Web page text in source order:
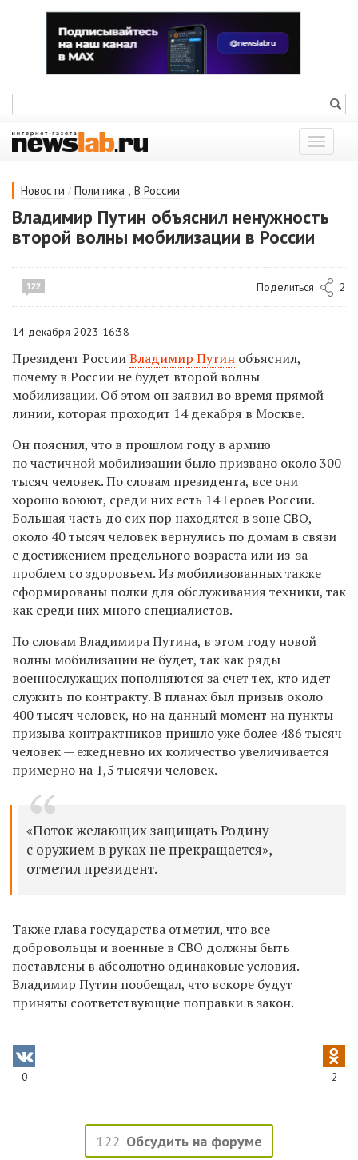
Показать
меню
Новости / Политика , В России
Владимир Путин объяснил ненужность
второй волны мобилизации в России
122 Поделиться 2
14 декабря 2023 16:38
Президент РоссииВладимир Путин объяснил,
почему в России не будет второй волны
мобилизации. Об этом он заявил во время прямой
линии, которая проходит 14 декабря в Москве.
Он пояснил, что в прошлом году в армию
по частичной мобилизации было призвано около 300
тысяч человек. По словам президента, все они
хорошо воюют, среди них есть 14 Героев России.
Большая часть до сих пор находятся в зоне СВО,
около 40 тысяч человек вернулись по домам в связи
с достижением предельного возраста или из-за
проблем со здоровьем. Из мобилизованных также
сформированы полки для обслуживания техники, так
как среди них много специалистов.
По словам Владимира Путина, в этом году новой
волны мобилизации не будет, так как ряды
военнослужащих пополняются за счет тех, кто идет
служить по контракту. В планах был призыв около
400 тысяч человек, но на данный момент на пункты
призыва контрактников пришло уже более 486 тысяч
человек — ежедневно их количество увеличивается
примерно на 1,5 тысячи человек.
«Поток желающих защищать Родину
с оружием в руках не прекращается», —
отметил президент.
Также глава государства отметил, что все
добровольцы и военные в СВО должны быть
поставлены в абсолютно одинаковые условия.
Владимир Путин пообещал, что вскоре будут
приняты соответствующие поправки в закон.
0 2
122 Обсудить на форуме